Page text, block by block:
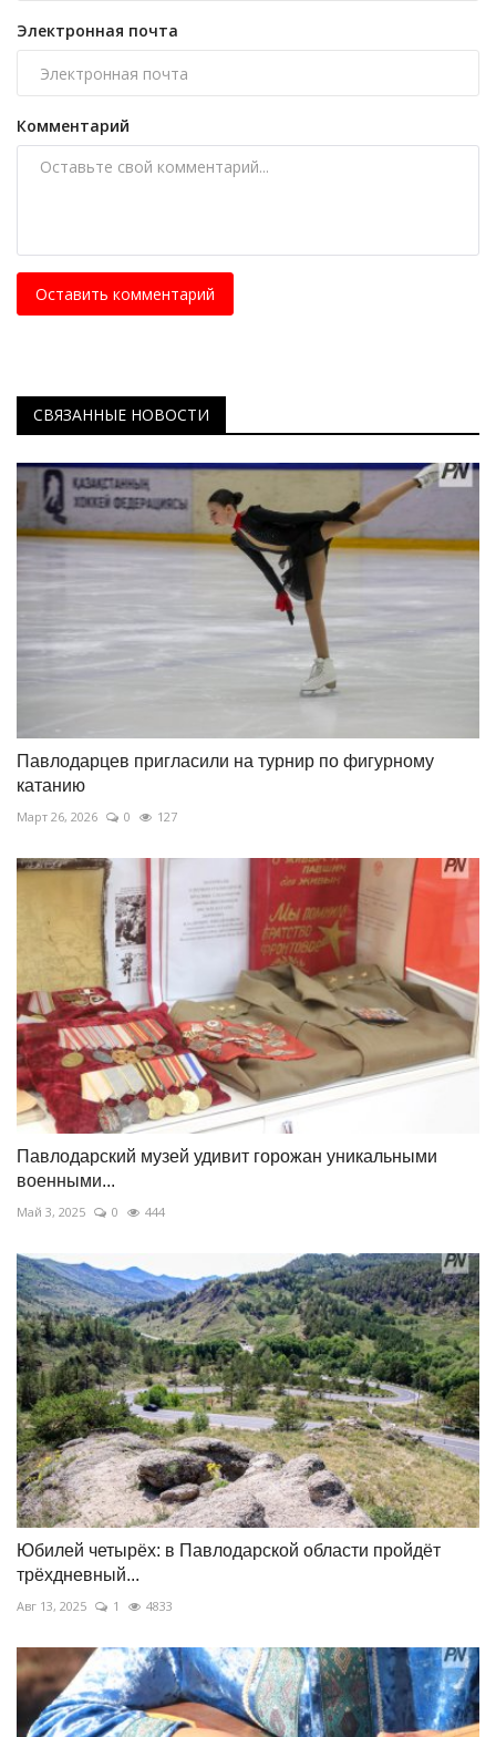
Электронная почта
Комментарий
Оставить комментарий
СВЯЗАННЫЕ НОВОСТИ
Павлодарцев пригласили на турнир по фигурному
катанию
Март 26, 2026 0 127
Павлодарский музей удивит горожан уникальными
военными...
Май 3, 2025 0 444
Юбилей четырёх: в Павлодарской области пройдёт
трёхдневный...
Авг 13, 2025 1 4833